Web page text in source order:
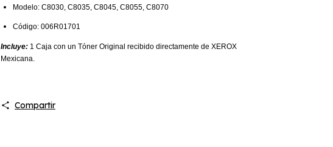
Modelo: C8030, C8035, C8045, C8055, C8070
Código: 006R01701
Incluye: 1 Caja con un Tóner Original recibido directamente de XEROX
Mexicana.
Compartir